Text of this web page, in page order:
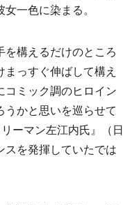
一色に染まる。
構えるだけのところ
っすぐ伸ばして構え
ミック調のヒロイン
かと思いを巡らせて
ーマン左江内氏』（日
を発揮していたでは